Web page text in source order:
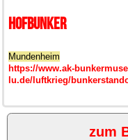
Hofbunker
Mundenheim
https://www.ak-
lu.de/luftkrieg/
zum